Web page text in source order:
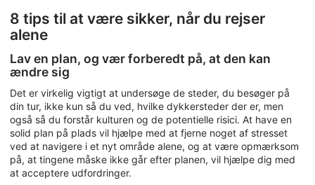
8 tips til at være sikker, når du rejser
alene
Lav en plan, og vær forberedt på, at den kan
ændre sig
Det er virkelig vigtigt at undersøge de steder, du besøger på
din tur, ikke kun så du ved, hvilke dykkersteder der er, men
også så du forstår kulturen og de potentielle risici. At have en
solid plan på plads vil hjælpe med at fjerne noget af stresset
ved at navigere i et nyt område alene, og at være opmærksom
på, at tingene måske ikke går efter planen, vil hjælpe dig med
at acceptere udfordringer.